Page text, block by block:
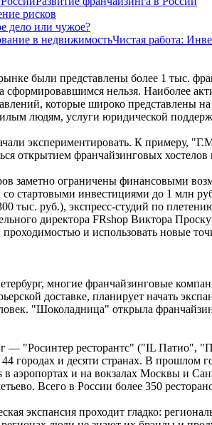
рисков
дело или чужое?
Чистая работа:
были представлены более 1 тыс.
сформировавшимся нельзя. Наиболее
которые широко представлены
людям, услуги юридической
экспериментировать. К примеру,
открытием франчайзинговых хостелов
заметно ограничены финансовыми
стартовыми инвестициями до 1 млн
тыс. руб.), экспресс-студий по
директора FRshop Виктора
проходимостью и использовать новые
многие франчайзинговые
доставке, планирует начать
"Шоколадница" открыла
— "Росинтер ресторантс" ("IL Патио",
городах и десяти странах. В прошлом
в аэропортах и на вокзалах Москвы и
Всего в России более 350
экспансия проходит гладко: